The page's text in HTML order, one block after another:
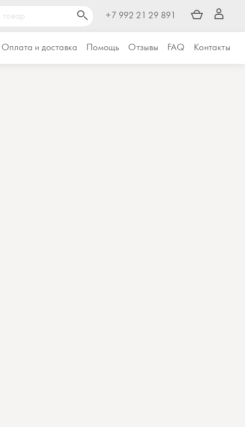
+7 992 21 29 891
Оплата и доставка Помощь Отзывы FAQ Контакты